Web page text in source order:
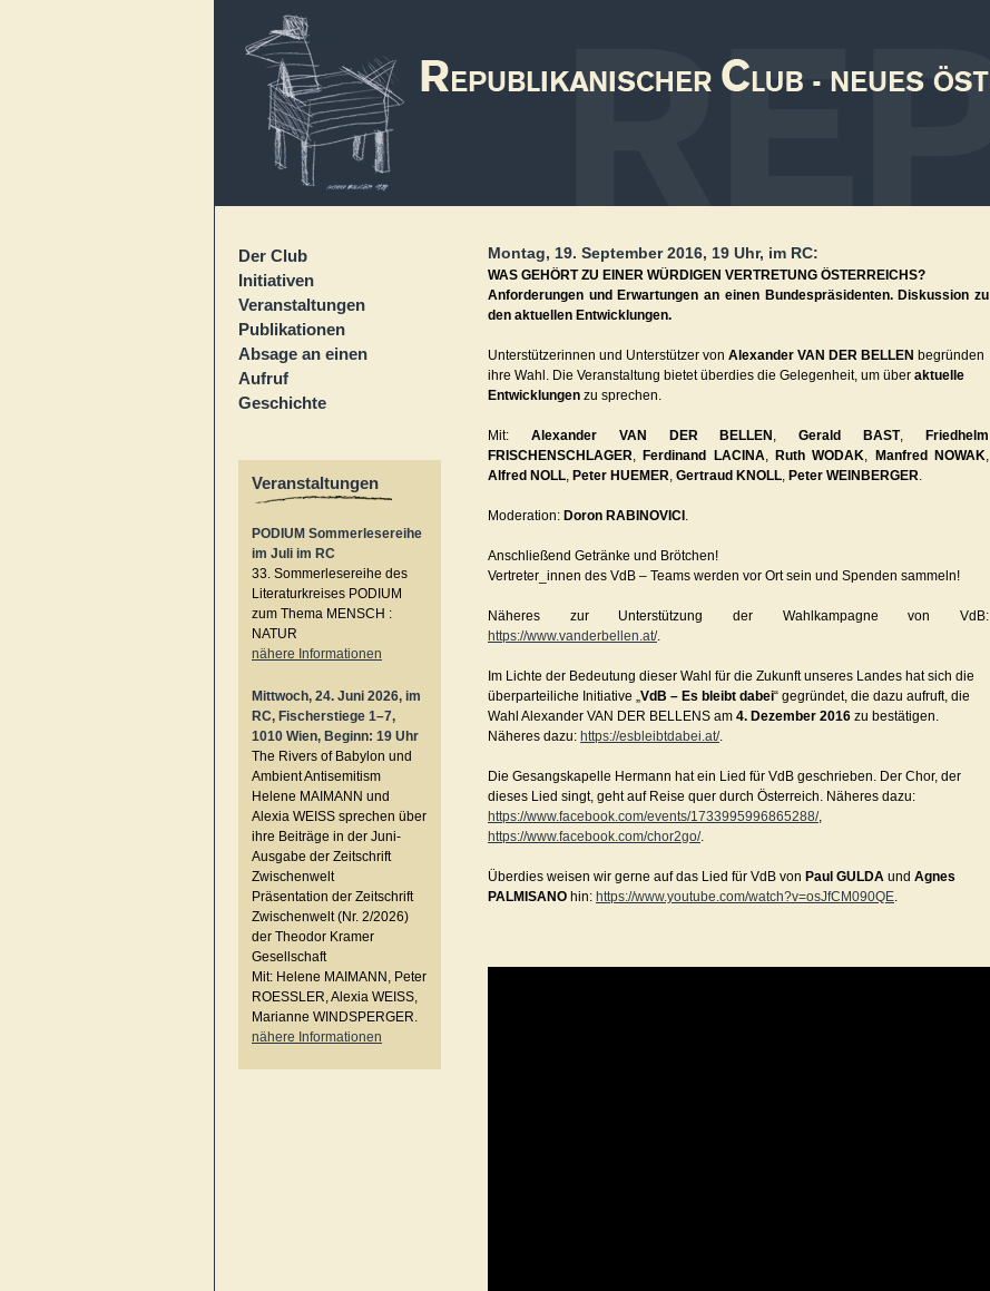
Der Club
Initiativen
Veranstaltungen
Publikationen
Absage an einen
Aufruf
Geschichte
Veranstaltungen
PODIUM Sommerlesereihe
im Juli im RC
33. Sommerlesereihe des
Literaturkreises PODIUM
zum Thema MENSCH :
NATUR
nähere Informationen
Mittwoch, 24. Juni 2026, im
RC, Fischerstiege 1–7,
1010 Wien, Beginn: 19 Uhr
The Rivers of Babylon und
Ambient Antisemitism
Helene MAIMANN und
Alexia WEISS sprechen über
ihre Beiträge in der Juni-
Ausgabe der Zeitschrift
Zwischenwelt
Präsentation der Zeitschrift
Zwischenwelt (Nr. 2/2026)
der Theodor Kramer
Gesellschaft
Mit: Helene MAIMANN, Peter
ROESSLER, Alexia WEISS,
Marianne WINDSPERGER.
nähere Informationen
Montag, 19. September 2016, 19 Uhr, im RC:
WAS GEHÖRT ZU EINER WÜRDIGEN VERTRETUNG ÖSTERREICHS?
Anforderungen und Erwartungen an einen Bundespräsidenten. Diskussion zu
den aktuellen Entwicklungen.
Unterstützerinnen und Unterstützer von Alexander VAN DER BELLEN begründen
ihre Wahl. Die Veranstaltung bietet überdies die Gelegenheit, um über aktuelle
Entwicklungen zu sprechen.
Mit: Alexander VAN DER BELLEN ,Gerald BAST,
Friedhelm
FRISCHENSCHLAGER, Ferdinand LACINA, Ruth WODAK, Manfred NOWAK,
Alfred NOLL, Peter HUEMER, Gertraud KNOLL, Peter WEINBERGER.
Moderation: Doron RABINOVICI .
Anschließend Getränke und Brötchen!
Vertreter_innen des VdB – Teams werden vor Ort sein und Spenden sammeln!
Näheres zur Unterstützung der Wahlkampagne von VdB:
https://www.vanderbellen.at/.
Im Lichte der Bedeutung dieser Wahl für die Zukunft unseres Landes hat sich die
überparteiliche Initiative „VdB – Es bleibt dabei“ gegründet, die dazu aufruft, die
Wahl Alexander VAN DER BELLENS am 4. Dezember 2016 zu bestätigen.
Näheres dazu: https://esbleibtdabei.at/.
Die Gesangskapelle Hermann hat ein Lied für VdB geschrieben. Der Chor, der
dieses Lied singt, geht auf Reise quer durch Österreich. Näheres dazu:
https://www.facebook.com/events/1733995996865288/,
https://www.facebook.com/chor2go/.
Überdies weisen wir gerne auf das Lied für VdB von Paul GULDA und Agnes
PALMISANO hin: https://www.youtube.com/watch?v=osJfCM090QE.